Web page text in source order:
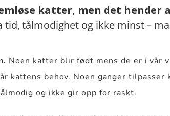
katter, men det hender
tålmodighet og ikke minst –
Noen katter blir født mens de er i vår
kattens behov. Noen ganger
og ikke gir opp for raskt.